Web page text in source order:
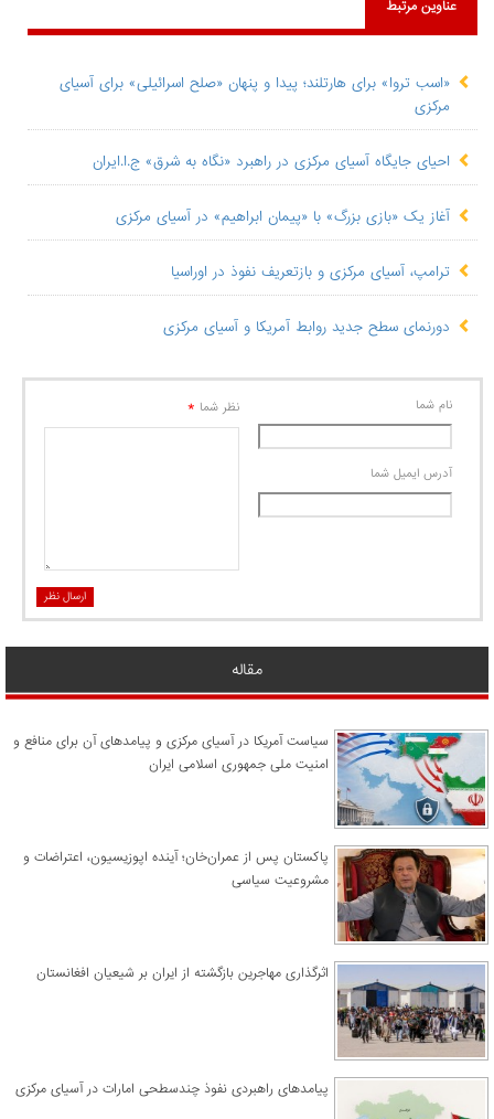
عناوین مرتبط
«اسب تروا» برای هارتلند؛ پیدا و پنهان «صلح اسرائیلی» برای آسیای
مرکزی
احیای جایگاه آسیای مرکزی در راهبرد «نگاه به شرق» ج.ا.ایران
آغاز یک «بازی بزرگ» با «پیمان ابراهیم» در آسیای مرکزی
ترامپ، آسیای مرکزی و بازتعریف نفوذ در اوراسیا
دورنمای سطح جدید روابط آمریکا و آسیای مرکزی
نام شما
آدرس ايميل شما
نظر شما *
ارسال نظر
مقاله
سیاست آمریکا در آسیای مرکزی و پیامدهای آن برای منافع و
امنیت ملی جمهوری اسلامی ایران
پاکستان پس از عمران‌خان؛ آینده اپوزیسیون، اعتراضات و
مشروعیت سیاسی
اثرگذاری مهاجرین بازگشته از ایران بر شیعیان افغانستان
پیامدهای راهبردی نفوذ چندسطحی امارات در آسیای مرکزی